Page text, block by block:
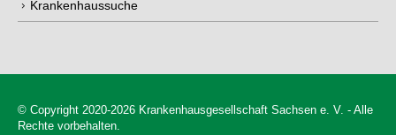
Krankenhaussuche
© Copyright 2020-2026 Krankenhausgesellschaft Sachsen e. V. - Alle
Rechte vorbehalten.